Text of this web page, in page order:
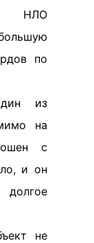
НЛО
по
из
на
с
и он
не